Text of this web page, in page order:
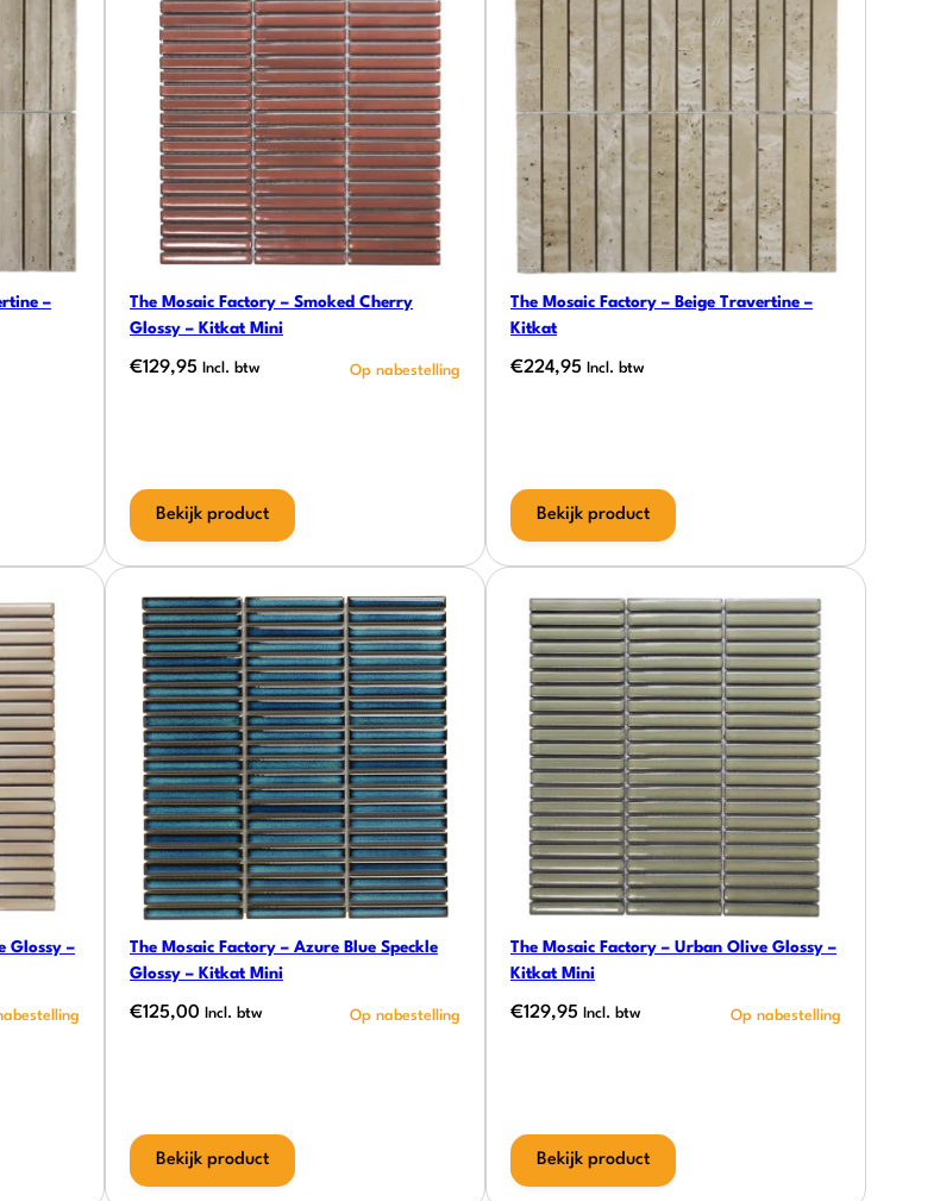
–
The Mosaic Factory – Smoked Cherry
Glossy – Kitkat Mini
€129,95 Incl. btw
Bekijk product
The Mosaic Factory – Beige Travertine –
Kitkat
€224,95 Incl. btw
Bekijk product
Glossy –
The Mosaic Factory – Azure Blue Speckle
Glossy – Kitkat Mini
€125,00 Incl. btw
Bekijk product
The Mosaic Factory – Urban Olive Glossy –
Kitkat Mini
€129,95 Incl. btw
Bekijk product